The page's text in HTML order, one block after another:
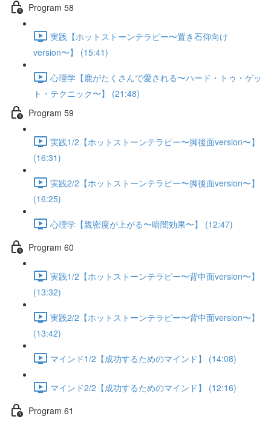
Program 58
実践【ホットストーンテラピー〜置き石仰向け
version〜】 (15:41)
心理学【鹿がたくさんで愛される〜ハード・トゥ・ゲッ
ト・テクニック〜】 (21:48)
Program 59
実践1/2【ホットストーンテラピー〜脚後面version〜】
(16:31)
実践2/2【ホットストーンテラピー〜脚後面version〜】
(16:25)
心理学【親密度が上がる〜暗闇効果〜】 (12:47)
Program 60
実践1/2【ホットストーンテラピー〜背中面version〜】
(13:32)
実践2/2【ホットストーンテラピー〜背中面version〜】
(13:42)
マインド1/2【成功するためのマインド】 (14:08)
マインド2/2【成功するためのマインド】 (12:16)
Program 61